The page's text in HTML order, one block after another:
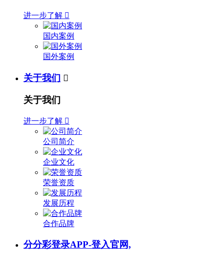
进一步了解 
国内案例
国外案例
关于我们 
关于我们
进一步了解 
公司简介
企业文化
荣誉资质
发展历程
合作品牌
分分彩登录APP-登入官网,